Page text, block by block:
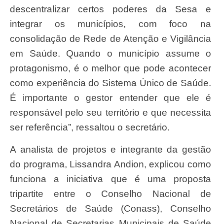
descentralizar certos poderes da Sesa e
integrar os municípios, com foco na
consolidação de Rede de Atenção e Vigilância
em Saúde. Quando o município assume o
protagonismo, é o melhor que pode acontecer
como experiência do Sistema Único de Saúde.
É importante o gestor entender que ele é
responsável pelo seu território e que necessita
ser referência”, ressaltou o secretário.
A analista de projetos e integrante da gestão
do programa, Lissandra Andion, explicou como
funciona a iniciativa que é uma proposta
tripartite entre o Conselho Nacional de
Secretários de Saúde (Conass), Conselho